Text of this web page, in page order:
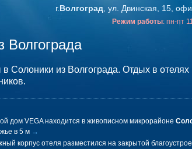
г.Волгоград , ул. Двинская, 15,
Режим работы: пн-пт
Волгограда
Солоники из Волгограда. Отдых в отелях
дом VEGA находится в живописном микрорайоне
в 5 м →
корпус отеля разместился на закрытой